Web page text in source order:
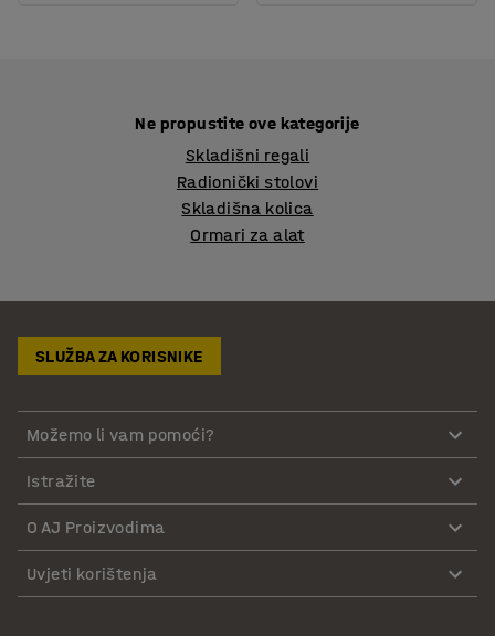
Ne propustite ove kategorije
Skladišni regali
Radionički stolovi
Skladišna kolica
Ormari za alat
SLUŽBA ZA KORISNIKE
Možemo li vam pomoći?
Istražite
O AJ Proizvodima
Uvjeti korištenja